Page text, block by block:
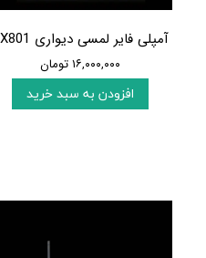
آمپلی فایر لمسی دیواری JX801
۱۶,۰۰۰,۰۰۰ تومان
افزودن به سبد خرید